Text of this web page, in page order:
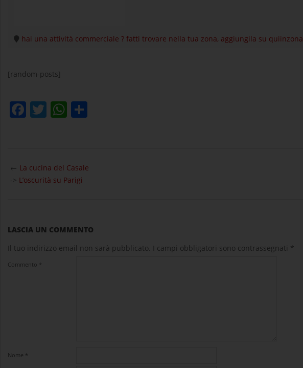
hai una attività commerciale ? fatti trovare nella tua zona, aggiungila su quiinzona
[random-posts]
Facebook
TwitterWhatsApp
06-
16
← La cucina del Casale
-> L’oscurità su Parigi
LASCIA UN COMMENTO
Il tuo indirizzo email non sarà pubblicato.
I campi obbligatori sono contrassegnati *
Commento *
Nome *